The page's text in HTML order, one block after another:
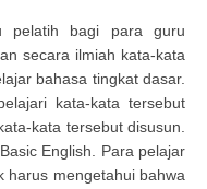
pelatih bagi para guru
secara ilmiah kata-kata
bahasa tingkat dasar.
kata-kata tersebut
kata tersebut disusun.
English. Para pelajar
harus mengetahui bahwa